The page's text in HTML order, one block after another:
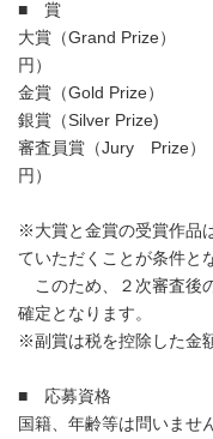
■ 賞
大賞（Grand Prize
円）
金賞（Gold Prize）
銀賞（Silver Prize)
審査員賞（Jury
円）
※大賞と金賞の受賞作品
ていただくことが条件と
このため、２次審査後
確定となります。
※副賞は税を控除した金
■ 応募資格
国籍、年齢等は問いませ